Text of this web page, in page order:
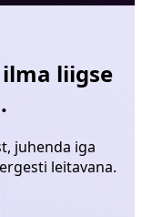
liigse
juhenda iga
leitavana.